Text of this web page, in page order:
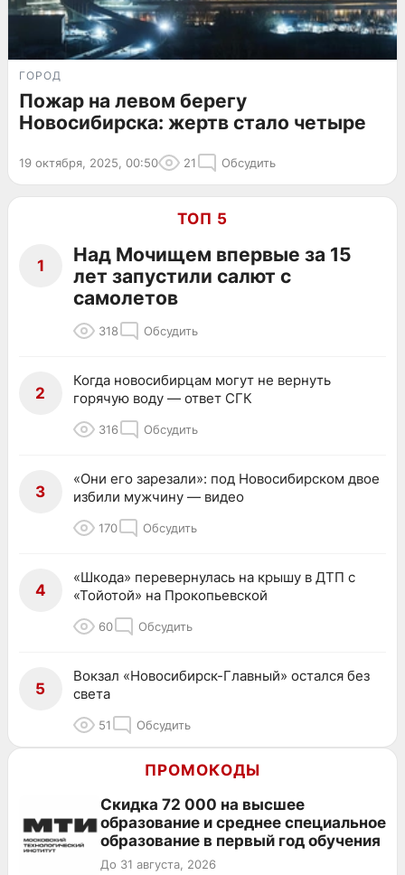
ГОРОД
Пожар на левом берегу
Новосибирска: жертв стало четыре
19 октября, 2025, 00:50 21 Обсудить
ТОП 5
1
Над Мочищем впервые за 15
лет запустили салют с
самолетов
318 Обсудить
2
Когда новосибирцам могут не вернуть
горячую воду — ответ СГК
316 Обсудить
3
«Они его зарезали»: под Новосибирском двое
избили мужчину — видео
170 Обсудить
4
«Шкода» перевернулась на крышу в ДТП с
«Тойотой» на Прокопьевской
60 Обсудить
5
Вокзал «Новосибирск-Главный» остался без
света
51 Обсудить
ПРОМОКОДЫ
Скидка 72 000 на высшее
образование и среднее специальное
образование в первый год обучения
До 31 августа, 2026